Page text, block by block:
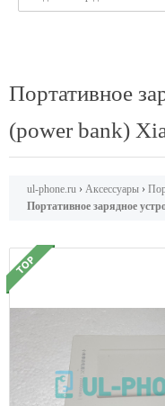
Портативное
(power bank)
ul-phone.ru › Аксессуары ›
Портативное зарядное